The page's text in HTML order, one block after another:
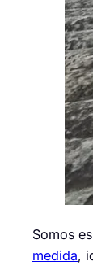
Somos
medida,